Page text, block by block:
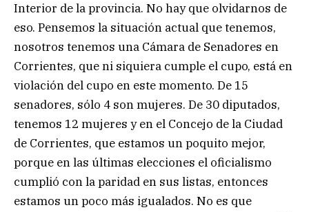
Interior de la provincia. No hay que olvidarnos de
eso. Pensemos la situación actual que tenemos,
nosotros tenemos una Cámara de Senadores en
Corrientes, que ni siquiera cumple el cupo, está en
violación del cupo en este momento. De 15
senadores, sólo 4 son mujeres. De 30 diputados,
tenemos 12 mujeres y en el Concejo de la Ciudad
de Corrientes, que estamos un poquito mejor,
porque en las últimas elecciones el oficialismo
cumplió con la paridad en sus listas, entonces
estamos un poco más igualados. No es que